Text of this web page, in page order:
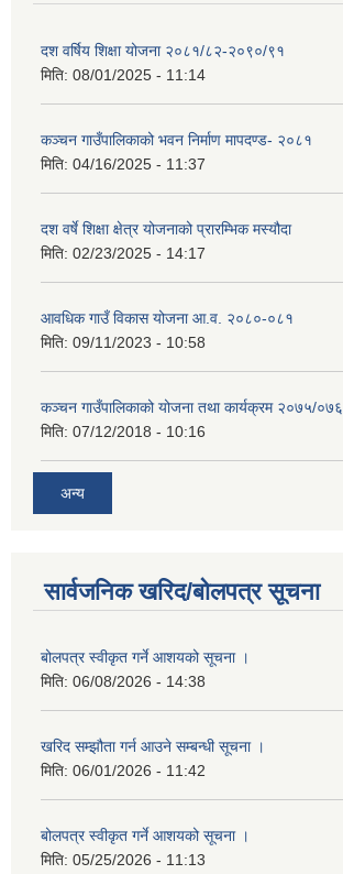
दश वर्षिय शिक्षा योजना २०८१/८२-२०९०/९१
मिति: 08/01/2025 - 11:14
कञ्‍चन गाउँपालिकाको भवन निर्माण मापदण्ड- २०८१
मिति: 04/16/2025 - 11:37
दश वर्षे शिक्षा क्षेत्र योजनाको प्रारम्भिक मस्यौदा
मिति: 02/23/2025 - 14:17
आवधिक गाउँ विकास योजना आ.व. २०८०-०८१
मिति: 09/11/2023 - 10:58
कञ्चन गाउँपालिकाको योजना तथा कार्यक्रम २०७५/०७६
मिति: 07/12/2018 - 10:16
अन्य
सार्वजनिक खरिद/बोलपत्र सूचना
बोलपत्र स्वीकृत गर्ने आशयको सूचना ।
मिति: 06/08/2026 - 14:38
खरिद सम्झौता गर्न आउने सम्बन्धी सूचना ।
मिति: 06/01/2026 - 11:42
बोलपत्र स्वीकृत गर्ने आशयको सूचना ।
मिति: 05/25/2026 - 11:13